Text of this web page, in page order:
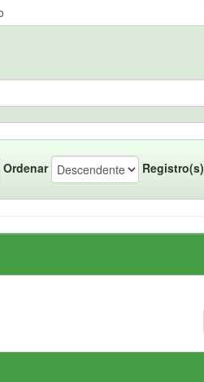
Ordenar Registro(s)